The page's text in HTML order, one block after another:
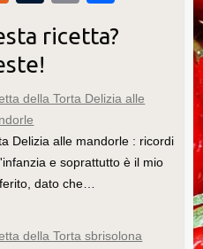
m
m
ly
m
r
ail n
vi
di
ricetta?
della Torta Delizia alle
Delizia alle mandorle : ricordi
e soprattutto è il mio
dato che…
della Torta sbrisolona